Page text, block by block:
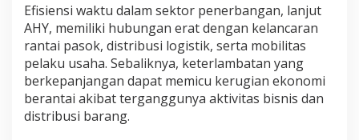
Efisiensi waktu dalam sektor penerbangan, lanjut
AHY, memiliki hubungan erat dengan kelancaran
rantai pasok, distribusi logistik, serta mobilitas
pelaku usaha. Sebaliknya, keterlambatan yang
berkepanjangan dapat memicu kerugian ekonomi
berantai akibat terganggunya aktivitas bisnis dan
distribusi barang.